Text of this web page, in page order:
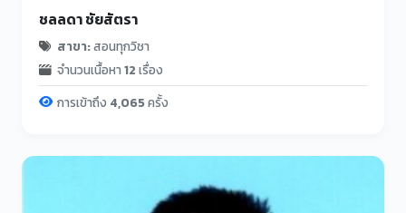
ชลลดา ชัยสัตรา
สาขา:สอนทุกวิชา
จำนวนเนื้อหา12 เรื่อง
การเข้าถึง 4,065ครั้ง